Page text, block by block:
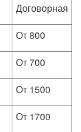
Договорная
От 800
От 700
От 1500
От 1700